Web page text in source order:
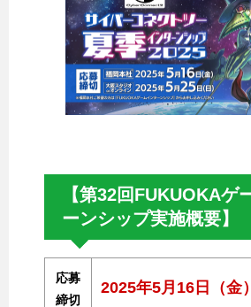
【第32回FUKUOKAゲ
ーンシップ実施概要】
応募
締切
2025年5月16日（金